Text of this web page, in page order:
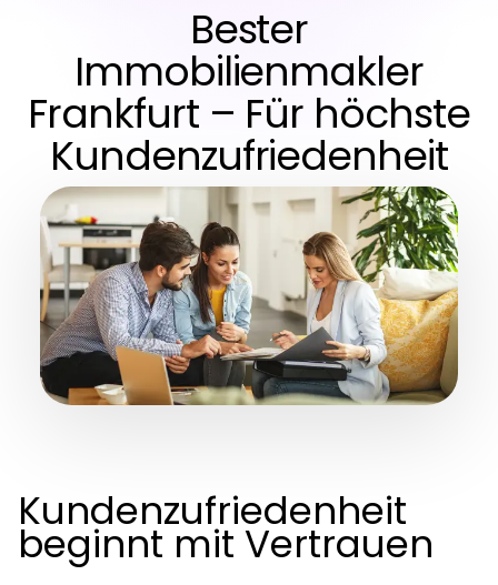
Bester
Immobilienmakler
Frankfurt – Für höchste
Kundenzufriedenheit
Kundenzufriedenheit
beginnt mit Vertrauen